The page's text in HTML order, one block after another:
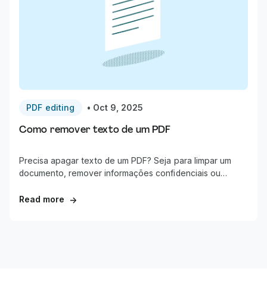
PDF editing • Oct 9, 2025
Como remover texto de um PDF
Precisa apagar texto de um PDF? Seja para limpar um
documento, remover informações confidenciais ou
remover texto de qualquer PDF.
Read more →